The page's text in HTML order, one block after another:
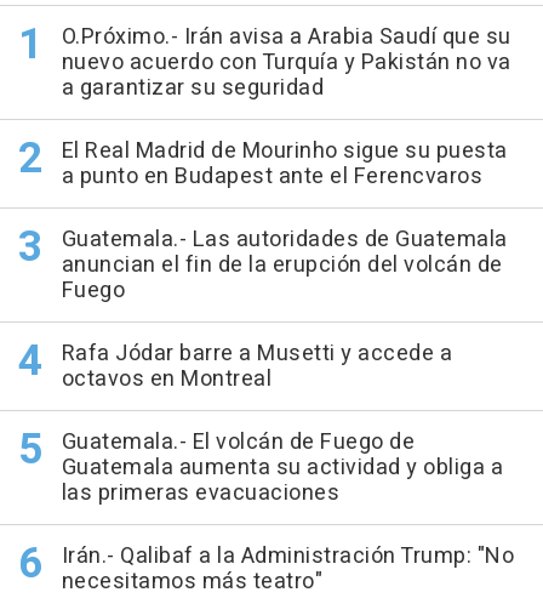
O.Próximo.- Irán avisa a Arabia Saudí que su
nuevo acuerdo con Turquía y Pakistán no va
a garantizar su seguridad
El Real Madrid de Mourinho sigue su puesta
a punto en Budapest ante el Ferencvaros
Guatemala.- Las autoridades de Guatemala
anuncian el fin de la erupción del volcán de
Fuego
Rafa Jódar barre a Musetti y accede a
octavos en Montreal
Guatemala.- El volcán de Fuego de
Guatemala aumenta su actividad y obliga a
las primeras evacuaciones
Irán.- Qalibaf a la Administración Trump: "No
necesitamos más teatro"